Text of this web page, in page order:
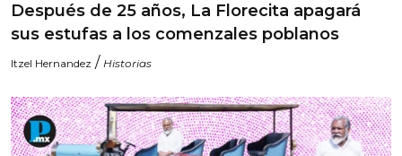
Después de 25 años, La Florecita apagará
sus estufas a los comenzales poblanos
Itzel Hernandez / Historias